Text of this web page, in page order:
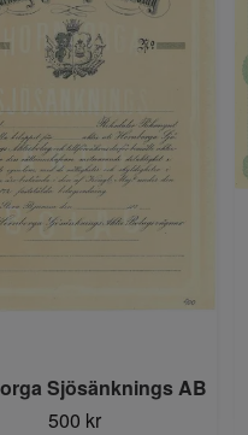
Sjösänknings AB
500 kr